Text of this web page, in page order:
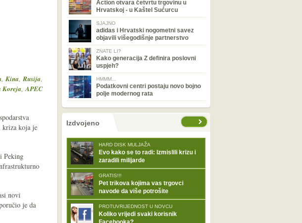
,Kina,Rusija,
Koreja,APEC
kriza koja je
Peking
novi
je da
Action otvara četvrtu trgovinu u
Hrvatskoj - u Kaštel Sućurcu
SJAJNO
adidas i Hrvatski nogometni savez
objavili višegodišnje partnerstvo
ZNATE LI?
Kako generacija Z definira poslovni
uspjeh?
HMMM...
Podatkovni centri postaju novo bojno
polje modernog rata
nema prethodne stranice
sljedećeIzdvojeno
HARD DISK MULJAŽA
Evo kako se to radi: Izmislili krizu i
zaradili milijarde
GRATIS!!!
Pet trikova kojima vas trgovci
navode da više potrošite
PROTUVRIJEDNOST U NOVCU
Koliko vrijedi svaki korisnik